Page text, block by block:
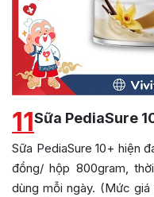
11Sữa PediaSure
Sữa PediaSure 10+ hiện
đồng/ hộp 800gram,
dùng mỗi ngày. (Mức